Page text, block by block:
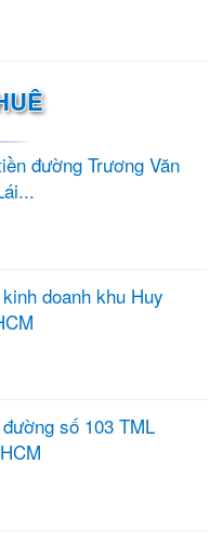
đường Trương Văn
doanh khu Huy
số 103 TML